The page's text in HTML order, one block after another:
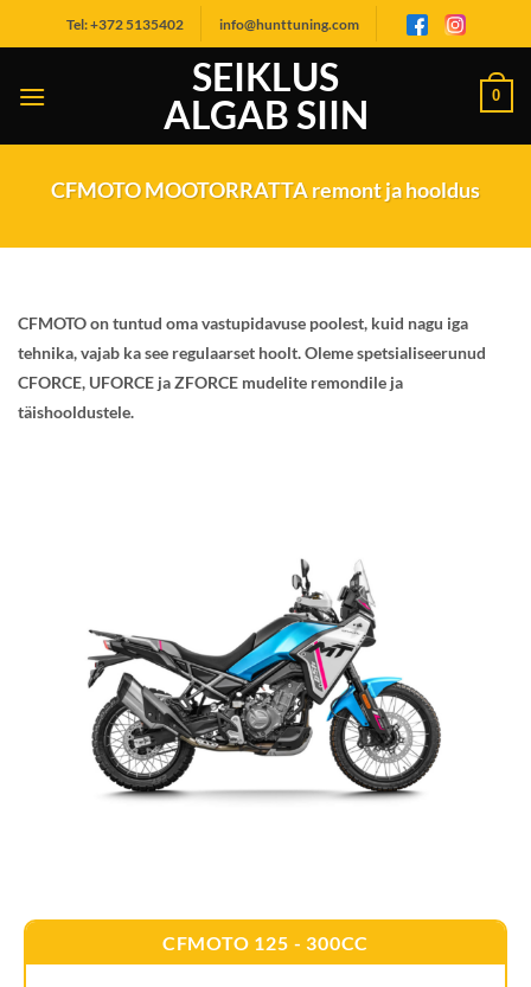
to
Tel: +372 5135402 info@hunttuning.com
SEIKLUS
ALGAB SIIN
0
CFMOTO MOOTORRATTA remont ja hooldus
CFMOTO on tuntud oma vastupidavuse poolest, kuid nagu iga
tehnika, vajab ka see regulaarset hoolt. Oleme spetsialiseerunud
CFORCE, UFORCE ja ZFORCE mudelite remondile ja
täishooldustele.
CFMOTO 125 - 300CC